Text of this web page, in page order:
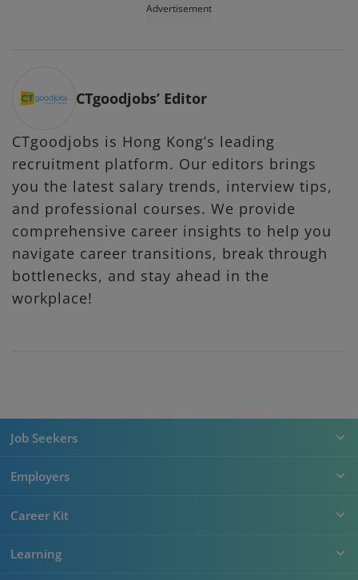
Advertisement
CTgoodjobs’ Editor
CTgoodjobs is Hong Kong’s leading
recruitment platform. Our editors brings
you the latest salary trends, interview tips,
and professional courses. We provide
comprehensive career insights to help you
navigate career transitions, break through
bottlenecks, and stay ahead in the
workplace!
Job Seekers
Employers
Career Kit
Learning